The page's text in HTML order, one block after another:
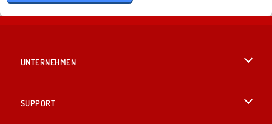
UNTERNEHMEN
SUPPORT